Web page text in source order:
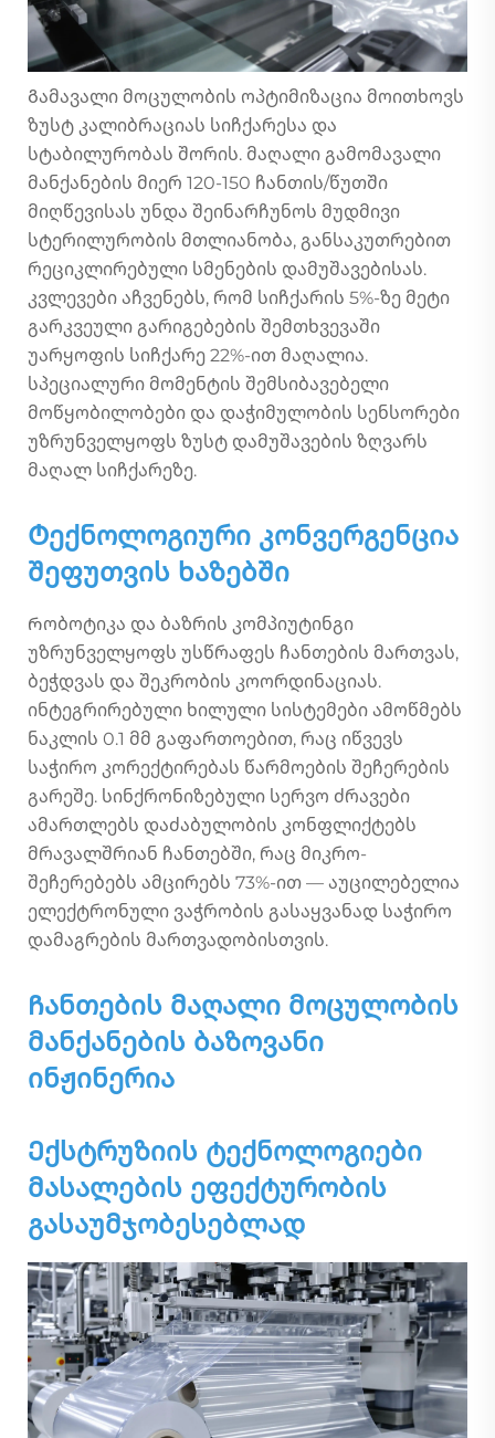
Გამავალი მოცულობის ოპტიმიზაცია მოითხოვს
ზუსტ კალიბრაციას სიჩქარესა და
სტაბილურობას შორის. მაღალი გამომავალი
მანქანების მიერ 120-150 ჩანთის/წუთში
მიღწევისას უნდა შეინარჩუნოს მუდმივი
სტერილურობის მთლიანობა, განსაკუთრებით
რეციკლირებული სმენების დამუშავებისას.
კვლევები აჩვენებს, რომ სიჩქარის 5%-ზე მეტი
გარკვეული გარიგებების შემთხვევაში
უარყოფის სიჩქარე 22%-ით მაღალია.
სპეციალური მომენტის შემსიბავებელი
მოწყობილობები და დაჭიმულობის სენსორები
უზრუნველყოფს ზუსტ დამუშავების ზღვარს
მაღალ სიჩქარეზე.
Ტექნოლოგიური კონვერგენცია
შეფუთვის ხაზებში
Რობოტიკა და ბაზრის კომპიუტინგი
უზრუნველყოფს უსწრაფეს ჩანთების მართვას,
ბეჭდვას და შეკრობის კოორდინაციას.
ინტეგრირებული ხილული სისტემები ამოწმებს
ნაკლის 0.1 მმ გაფართოებით, რაც იწვევს
საჭირო კორექტირებას წარმოების შეჩერების
გარეშე. სინქრონიზებული სერვო ძრავები
ამართლებს დაძაბულობის კონფლიქტებს
მრავალშრიან ჩანთებში, რაც მიკრო-
შეჩერებებს ამცირებს 73%-ით — აუცილებელია
ელექტრონული ვაჭრობის გასაყვანად საჭირო
დამაგრების მართვადობისთვის.
Ჩანთების მაღალი მოცულობის
მანქანების ბაზოვანი
ინჟინერია
Ექსტრუზიის ტექნოლოგიები
მასალების ეფექტურობის
გასაუმჯობესებლად